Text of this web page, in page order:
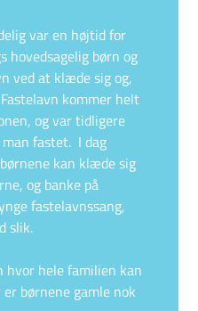
var en højtid for
hovedsagelig børn og
ved at klæde sig og,
kommer helt
og var tidligere
fastet. I dag
kan klæde sig
og banke på
fastelavnssang,
slik.
hvor hele familien kan
børnene gamle nok